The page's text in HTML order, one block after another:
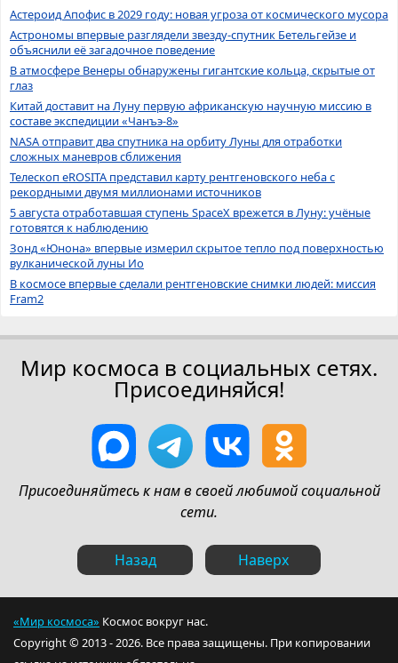
Астероид Апофис в 2029 году: новая угроза от космического мусора
Астрономы впервые разглядели звезду-спутник Бетельгейзе и
объяснили её загадочное поведение
В атмосфере Венеры обнаружены гигантские кольца, скрытые от
глаз
Китай доставит на Луну первую африканскую научную миссию в
составе экспедиции «Чанъэ-8»
NASA отправит два спутника на орбиту Луны для отработки
сложных маневров сближения
Телескоп eROSITA представил карту рентгеновского неба с
рекордными двумя миллионами источников
5 августа отработавшая ступень SpaceX врежется в Луну: учёные
готовятся к наблюдению
Зонд «Юнона» впервые измерил скрытое тепло под поверхностью
вулканической луны Ио
В космосе впервые сделали рентгеновские снимки людей: миссия
Fram2
Мир космоса в социальных сетях.
Присоединяйся!
Присоединяйтесь к нам в своей любимой социальной
сети.
Назад Наверх
«Мир космоса» Космос вокруг нас.
Copyright © 2013 - 2026. Все права защищены. При копировании